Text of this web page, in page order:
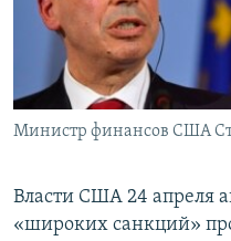
ПОБЕДИТЕЛЕЙ НЕ СУДЯТ?
КРЫМ.НЕПОКОРЕННЫЙ
ELIFBE
УКРАИНСКАЯ ПРОБЛЕМА
ПРИСОЕДИНЯЙТЕСЬ!
Министр финансов США
Власти США 24 апреля
«широких санкций»